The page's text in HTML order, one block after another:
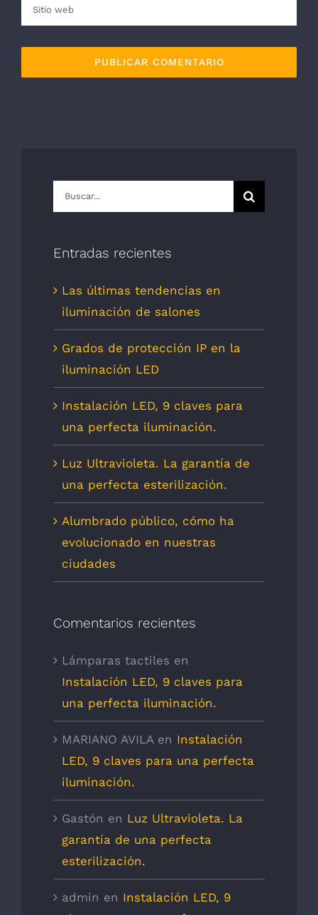
Buscar:
Entradas recientes
Las últimas tendencias en
iluminación de salones
Grados de protección IP en la
iluminación LED
Instalación LED, 9 claves para
una perfecta iluminación.
Luz Ultravioleta. La garantía de
una perfecta esterilización.
Alumbrado público, cómo ha
evolucionado en nuestras
ciudades
Comentarios recientes
Lámparas tactiles en
Instalación LED, 9 claves para
una perfecta iluminación.
MARIANO AVILAen Instalación
LED, 9 claves para una perfecta
iluminación.
Gastón en Luz Ultravioleta. La
garantía de una perfecta
esterilización.
admin en Instalación LED, 9